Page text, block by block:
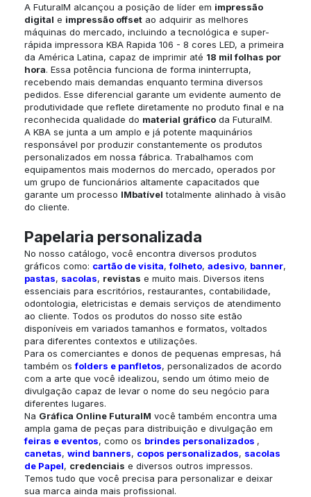
A FuturaIM alcançou a posição de líder em impressão
digital e impressão offset ao adquirir as melhores
máquinas do mercado, incluindo a tecnológica e super-
rápida impressora KBA Rapida 106 - 8 cores LED, a primeira
da América Latina, capaz de imprimir até 18 mil folhas por
hora. Essa potência funciona de forma ininterrupta,
recebendo mais demandas enquanto termina diversos
pedidos. Esse diferencial garante um evidente aumento de
produtividade que reflete diretamente no produto final e na
reconhecida qualidade do material gráfico da FuturaIM.
A KBA se junta a um amplo e já potente maquinários
responsável por produzir constantemente os produtos
personalizados em nossa fábrica. Trabalhamos com
equipamentos mais modernos do mercado, operados por
um grupo de funcionários altamente capacitados que
garante um processo IMbatível totalmente alinhado à visão
do cliente.
Papelaria personalizada
No nosso catálogo, você encontra diversos produtos
gráficos como: cartão de visita,folheto, adesivo, banner,
pastas, sacolas, revistas e muito mais. Diversos itens
essenciais para escritórios, restaurantes, contabilidade,
odontologia, eletricistas e demais serviços de atendimento
ao cliente. Todos os produtos do nosso site estão
disponíveis em variados tamanhos e formatos, voltados
para diferentes contextos e utilizações.
Para os comerciantes e donos de pequenas empresas, há
também osfolders e panfletos, personalizados de acordo
com a arte que você idealizou, sendo um ótimo meio de
divulgação capaz de levar o nome do seu negócio para
diferentes lugares.
Na Gráfica Online FuturaIM você também encontra uma
ampla gama de peças para distribuição e divulgação em
feiras e eventos, como os brindes personalizados ,
canetas, wind banners, copos personalizados, sacolas
de Papel, credenciais e diversos outros impressos.
Temos tudo que você precisa para personalizar e deixar
sua marca ainda mais profissional.